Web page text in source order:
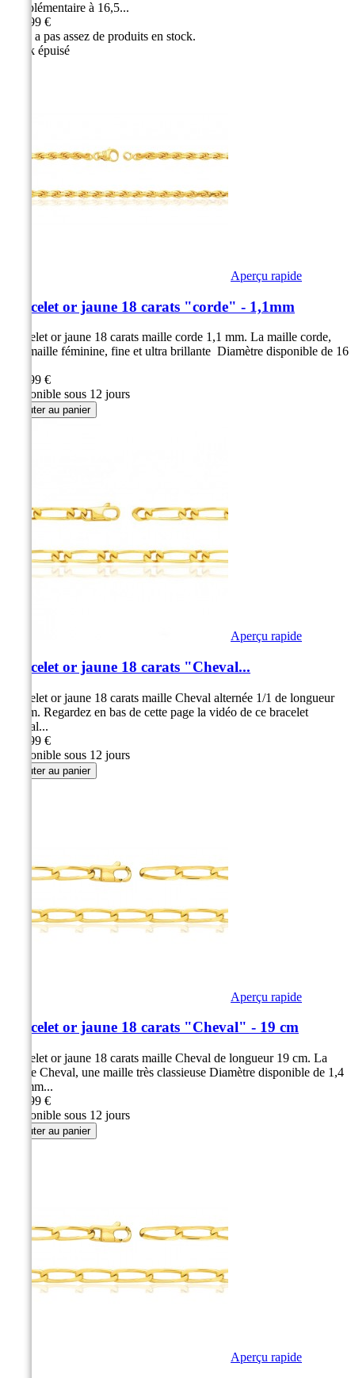
complémentaire à 16,5...
299,99 €
Il n'y a pas assez de produits en stock.
Stock épuisé
Aperçu rapide
Bracelet or jaune 18 carats "corde" - 1,1mm
Bracelet or jaune 18 carats maille corde 1,1 mm. La maille corde,
une maille féminine, fine et ultra brillante Diamètre disponible de 16
299,99 €
Disponible sous 12 jours
Ajouter au panier
Aperçu rapide
Bracelet or jaune 18 carats "Cheval...
Bracelet or jaune 18 carats maille Cheval alternée 1/1 de longueur
18 cm. Regardez en bas de cette page la vidéo de ce bracelet
cheval...
299,99 €
Disponible sous 12 jours
Ajouter au panier
Aperçu rapide
Bracelet or jaune 18 carats "Cheval" - 19 cm
Bracelet or jaune 18 carats maille Cheval de longueur 19 cm. La
maille Cheval, une maille très classieuse Diamètre disponible de 1,4
à 6 mm...
299,99 €
Disponible sous 12 jours
Ajouter au panier
Aperçu rapide